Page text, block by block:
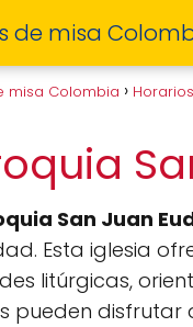
de misa
misa Colombia
San Juan
Esta iglesia
litúrgicas,
pueden